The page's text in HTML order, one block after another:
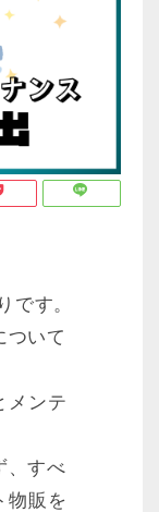
す。
ついて
メンテ
、すべ
物販を